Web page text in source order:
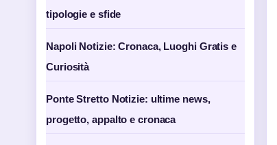
tipologie e sfide
Napoli Notizie: Cronaca, Luoghi Gratis e
Curiosità
Ponte Stretto Notizie: ultime news,
progetto, appalto e cronaca